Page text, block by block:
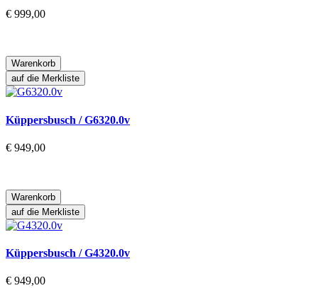
€ 999,00
Warenkorb
auf die Merkliste
Küppersbusch / G6320.0v
€ 949,00
Warenkorb
auf die Merkliste
Küppersbusch / G4320.0v
€ 949,00